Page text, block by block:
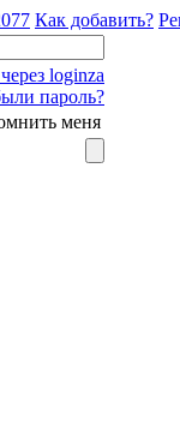
Как добавить?
пароль?
меня